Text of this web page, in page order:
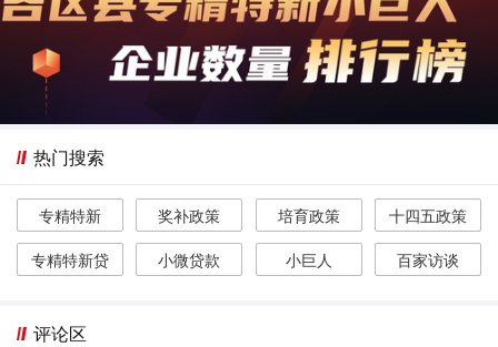
热门搜索
专精特新 奖补政策 培育政策
十四五政策
专精特新贷
小微贷款 小巨人 百家访谈
评论区